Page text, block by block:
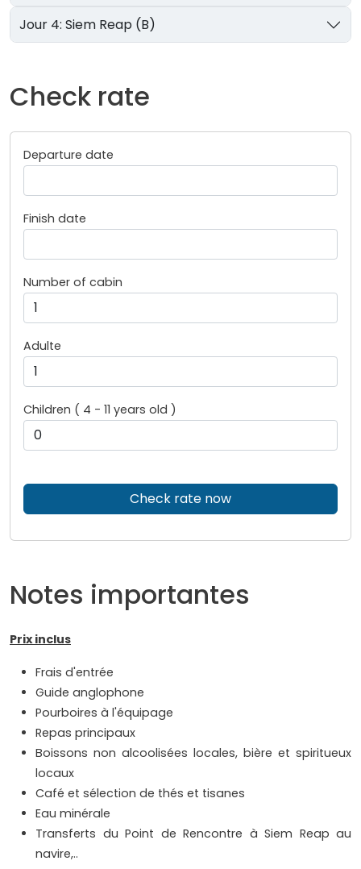
Jour 4: Siem Reap (B)
Check rate
Departure date
Finish date
Number of cabin
Adulte
Children ( 4 - 11 years old )
Check rate now
Notes importantes
Prix inclus
Frais d'entrée
Guide anglophone
Pourboires à l'équipage
Repas principaux
Boissons non alcoolisées locales, bière et spiritueux
locaux
Café et sélection de thés et tisanes
Eau minérale
Transferts du Point de Rencontre à Siem Reap au
navire,..